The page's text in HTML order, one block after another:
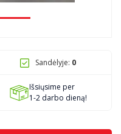
raj.
Sandėlyje: 0
Išsiųsime per
1-2 darbo dieną!